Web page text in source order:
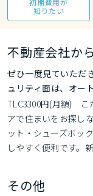
初期費用が
知りたい
不動産会社か
ぜひ一度見ていただ
ュリティ面は、オー
TLC3300円(月額)　
アで住まいをお探し
ット・シューズボッ
しやすく便利です。
その他